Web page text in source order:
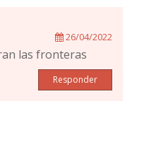
26/04/2022
las fronteras
Responder